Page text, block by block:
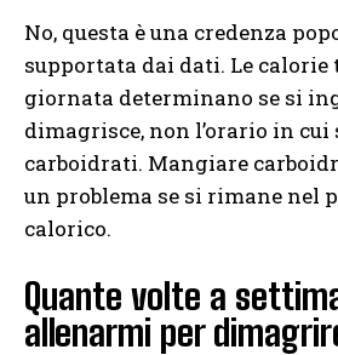
No, questa è una credenza
supportata dai dati. Le
giornata determinano se si
dimagrisce, non l’orario in
carboidrati. Mangiare
un problema se si rimane nel
calorico.
Quante volte a
allenarmi per